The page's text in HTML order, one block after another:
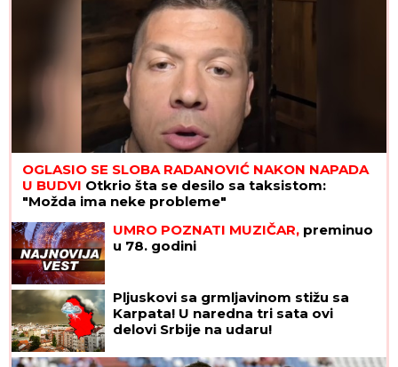
OGLASIO SE SLOBA RADANOVIĆ NAKON NAPADA
U BUDVI Otkrio šta se desilo sa taksistom:
"Možda ima neke probleme"
UMRO POZNATI MUZIČAR, preminuo
u 78. godini
Pljuskovi sa grmljavinom stižu sa
Karpata! U naredna tri sata ovi
delovi Srbije na udaru!